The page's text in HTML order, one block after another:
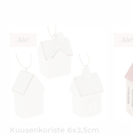
8,00 €.
Ale!
Kuusenkoriste 6x3,5cm
Ale!